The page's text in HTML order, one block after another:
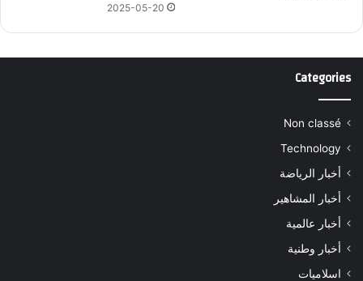
2025-05-20
Categories
Non classé
Technology
أخبار الرياضة
أخبار المشاهير
أخبار عالمية
أخبار وطنية
اسلاميات